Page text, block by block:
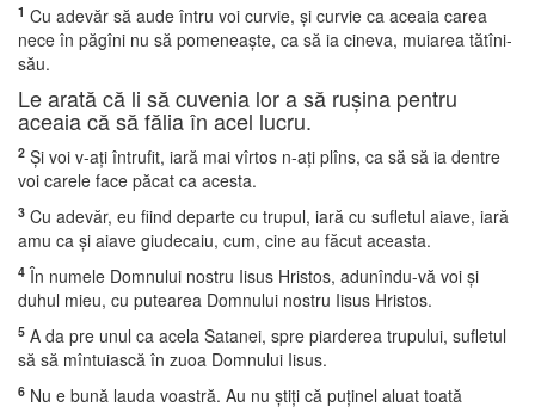
1 Cu adevăr să aude întru voi curvie, şi curvie ca aceaia carea
nece în păgîni nu să pomeneaşte, ca să ia cineva, muiarea tătîni-
său.
Le arată că li să cuvenia lor a să ruşina pentru
aceaia că să fălia în acel lucru.
2 Şi voi v-aţi întrufit, iară mai vîrtos n-aţi plîns, ca să să ia dentre
voi carele face păcat ca acesta.
3 Cu adevăr, eu fiind departe cu trupul, iară cu sufletul aiave, iară
amu ca şi aiave giudecaiu, cum, cine au făcut aceasta.
4 În numele Domnului nostru Iisus Hristos, adunîndu-vă voi şi
duhul mieu, cu putearea Domnului nostru Iisus Hristos.
5 A da pre unul ca acela Satanei, spre piarderea trupului, sufletul
să să mîntuiască în zuoa Domnului Iisus.
6 Nu e bună lauda voastră. Au nu ştiţi că puţinel aluat toată